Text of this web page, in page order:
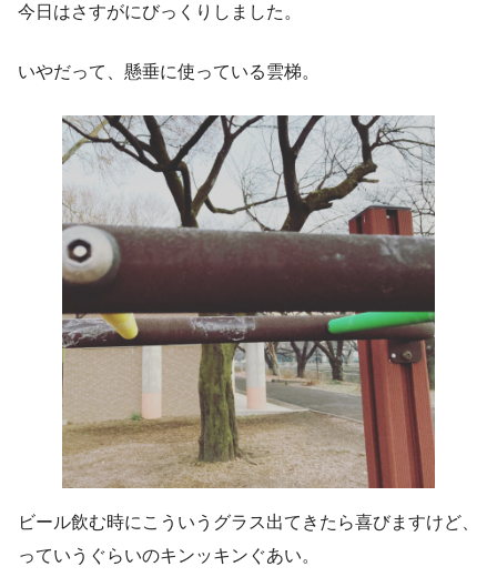
今日はさすがにびっくりしました。
いやだって、懸垂に使っている雲梯。
ビール飲む時にこういうグラス出てきたら喜びますけど、
っていうぐらいのキンッキンぐあい。